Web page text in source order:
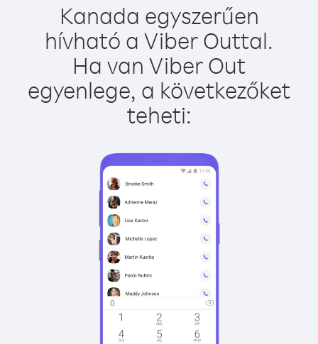
Kanada egyszerűen
hívható a Viber Outtal.
Ha van Viber Out
egyenlege, a következőket
teheti: